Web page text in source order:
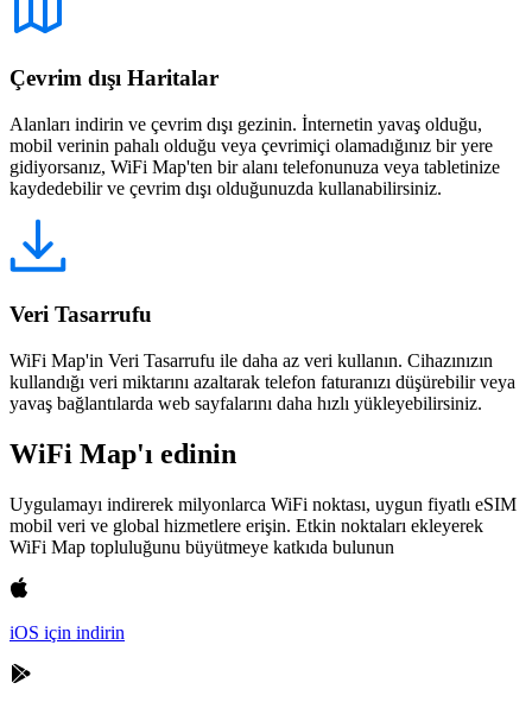
Çevrim dışı Haritalar
Alanları indirin ve çevrim dışı gezinin. İnternetin yavaş olduğu,
mobil verinin pahalı olduğu veya çevrimiçi olamadığınız bir yere
gidiyorsanız, WiFi Map'ten bir alanı telefonunuza veya tabletinize
kaydedebilir ve çevrim dışı olduğunuzda kullanabilirsiniz.
Veri Tasarrufu
WiFi Map'in Veri Tasarrufu ile daha az veri kullanın. Cihazınızın
kullandığı veri miktarını azaltarak telefon faturanızı düşürebilir veya
yavaş bağlantılarda web sayfalarını daha hızlı yükleyebilirsiniz.
WiFi Map'ı edinin
Uygulamayı indirerek milyonlarca WiFi noktası, uygun fiyatlı eSIM
mobil veri ve global hizmetlere erişin. Etkin noktaları ekleyerek
WiFi Map topluluğunu büyütmeye katkıda bulunun
iOS için indirin